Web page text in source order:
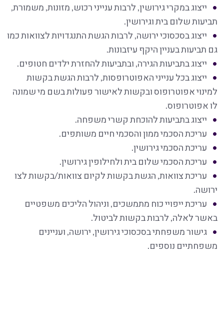
ייצוג במקרי גירושין, לרבות ענייני רכוש, מזונות, משמורת,
תביעות שלום בית וגירושין.
ייצוג בסכסוכי ירושה, לרבות הגשת התנגדויות לצוואות כמו
גם תביעות בעניין היקף עיזבונות.
ייצוג בתביעות הגירה, ובתביעות להחזרת ילדים חטופים.
ייצוג בכל ענייני האפוטרופסות, לרבות הגשת בקשות
למינוי אפוטרופוס ובקשות לאישור פעולות בשם מי שמונה
לו אפוטרופוס.
ייצוג בתביעות להוכחת קשרי משפחה.
עריכת הסכמי ממון והסכמי חיים משותפים.
עריכת הסכמי גירושין.
עריכת הסכמי שלום בית ולחילופין גירושין.
עריכת צוואות, הגשת בקשות לקיום צוואות/בקשות לצו
ירושה.
עריכת ייפויי כוח מתמשכים, וניהול הליכים משפטיים
באשר לאלה, לרבות בקשות לביטול.
גישור משפחתי בסכסוכי גירושין, ירושה, ועניינים
משפחתיים נוספים.